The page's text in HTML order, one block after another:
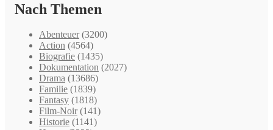
Nach Themen
Abenteuer (3200)
Action (4564)
Biografie (1435)
Dokumentation (2027)
Drama (13686)
Familie (1839)
Fantasy (1818)
Film-Noir (141)
Historie (1141)